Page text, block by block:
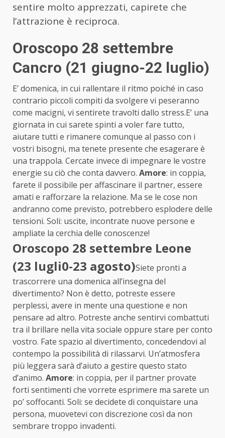
sentire molto apprezzati, capirete che
l’attrazione è reciproca.
Oroscopo 28 settembre
Cancro (21 giugno-22 luglio)
E’ domenica, in cui rallentare il ritmo poiché in caso
contrario piccoli compiti da svolgere vi peseranno
come macigni, vi sentirete travolti dallo stress.E’ una
giornata in cui sarete spinti a voler fare tutto,
aiutare tutti e rimanere comunque al passo con i
vostri bisogni, ma tenete presente che esagerare è
una trappola. Cercate invece di impegnare le vostre
energie su ciò che conta davvero. Amore: in coppia,
farete il possibile per affascinare il partner, essere
amati e rafforzare la relazione. Ma se le cose non
andranno come previsto, potrebbero esplodere delle
tensioni. Soli: uscite, incontrate nuove persone e
ampliate la cerchia delle conoscenze!
Oroscopo 28 settembre Leone
(23 lugli0-23 agosto)Siete pronti a
trascorrere una domenica all’insegna del
divertimento? Non è detto, potreste essere
perplessi, avere in mente una questione e non
pensare ad altro. Potreste anche sentirvi combattuti
tra il brillare nella vita sociale oppure stare per conto
vostro. Fate spazio al divertimento, concedendovi al
contempo la possibilità di rilassarvi. Un’atmosfera
più leggera sarà d’aiuto a gestire questo stato
d’animo. Amore: in coppia, per il partner provate
forti sentimenti che vorrete esprimere ma sarete un
po’ soffocanti. Soli: se decidete di conquistare una
persona, muovetevi con discrezione così da non
sembrare troppo invadenti.